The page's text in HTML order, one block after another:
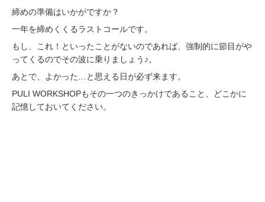
締めの準備はいかがですか？
一年を締めくくるラストコールです。
もし、これ！といったことがないのであれば、強制的に節目がや
ってくるのでその波に乗りましょう♪。
あとで、よかった…と思える日が必ず来ます。
PULI WORKSHOPもその一つのきっかけであること、どこかに
記憶しておいてください。